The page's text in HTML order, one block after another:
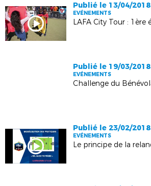
Publié le 13/04/2018
EVÉNEMENTS
Publié le 19/03/2018
EVÉNEMENTS
Publié le 23/02/2018
EVÉNEMENTS